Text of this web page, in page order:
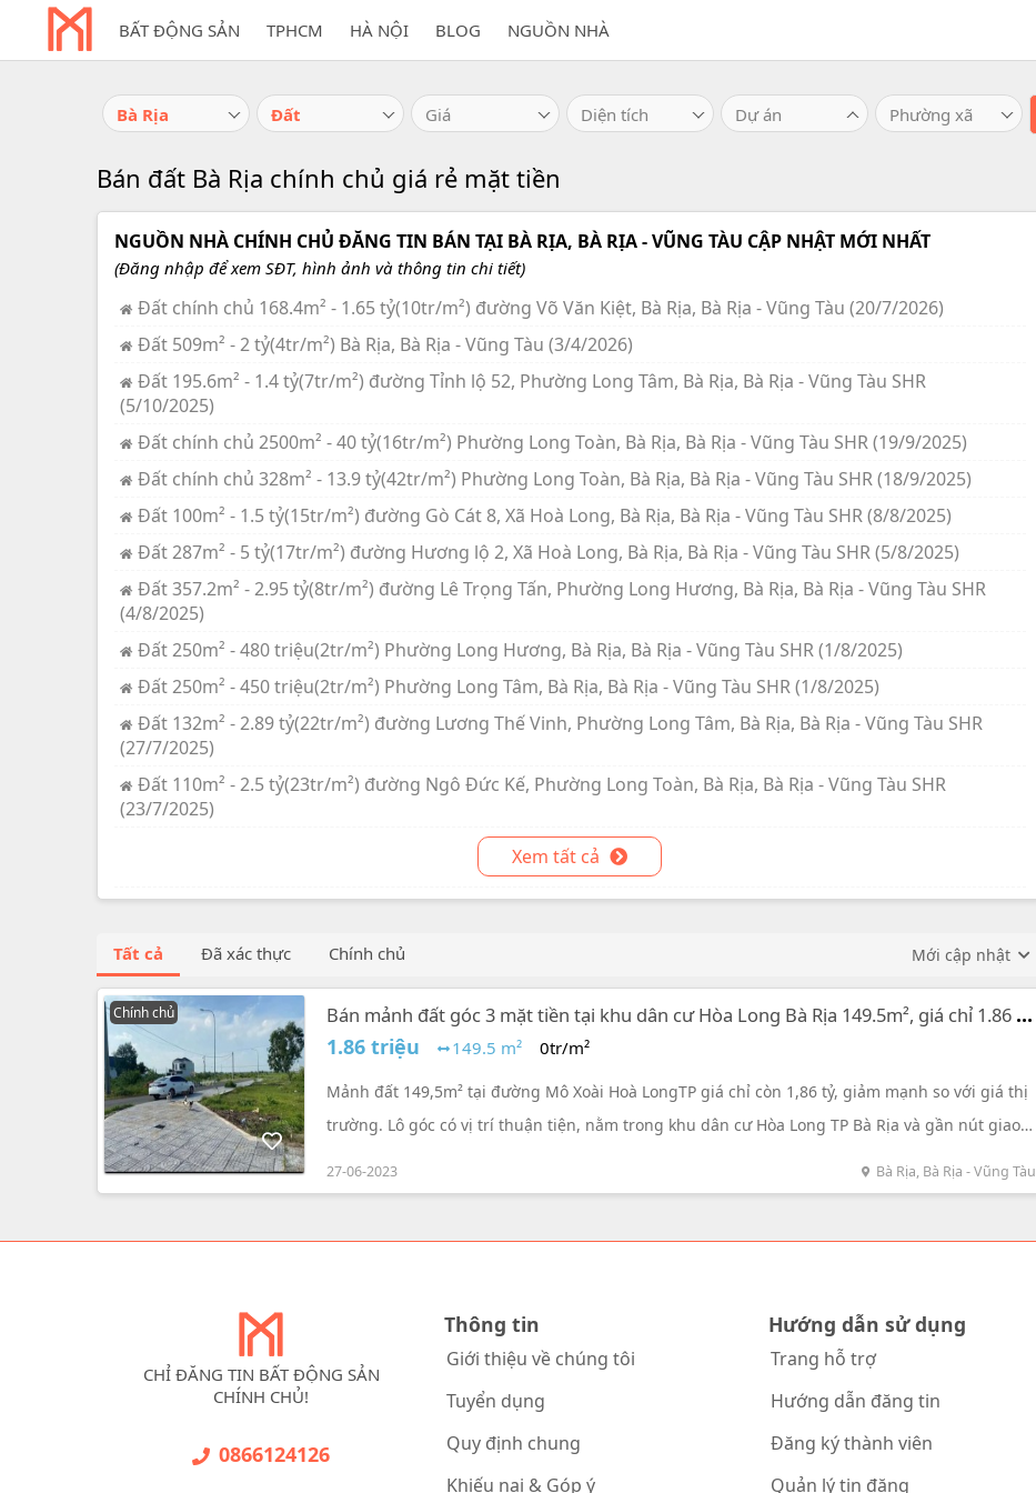
BẤT ĐỘNG SẢN TPHCM HÀ NỘI BLOG NGUỒN NHÀ
Bà Rịa Đất Giá Diện tích Dự án Phường xã
Bán đất Bà Rịa chính chủ giá rẻ mặt tiền
NGUỒN NHÀ CHÍNH CHỦ ĐĂNG TIN BÁN TẠI BÀ RỊA, BÀ RỊA - VŨNG TÀU CẬP NHẬT MỚI NHẤT
(Đăng nhập để xem SĐT, hình ảnh và thông tin chi tiết)
Đất chính chủ 168.4m² - 1.65 tỷ(10tr/m²) đường Võ Văn Kiệt, Bà Rịa, Bà Rịa - Vũng Tàu (20/7/2026)
Đất 509m² - 2 tỷ(4tr/m²) Bà Rịa, Bà Rịa - Vũng Tàu (3/4/2026)
Đất 195.6m² - 1.4 tỷ(7tr/m²) đường Tỉnh lộ 52, Phường Long Tâm, Bà Rịa, Bà Rịa - Vũng Tàu SHR
(5/10/2025)
Đất chính chủ 2500m² - 40 tỷ(16tr/m²) Phường Long Toàn, Bà Rịa, Bà Rịa - Vũng Tàu SHR (19/9/2025)
Đất chính chủ 328m² - 13.9 tỷ(42tr/m²) Phường Long Toàn, Bà Rịa, Bà Rịa - Vũng Tàu SHR (18/9/2025)
Đất 100m² - 1.5 tỷ(15tr/m²) đường Gò Cát 8, Xã Hoà Long, Bà Rịa, Bà Rịa - Vũng Tàu SHR (8/8/2025)
Đất 287m² - 5 tỷ(17tr/m²) đường Hương lộ 2, Xã Hoà Long, Bà Rịa, Bà Rịa - Vũng Tàu SHR (5/8/2025)
Đất 357.2m² - 2.95 tỷ(8tr/m²) đường Lê Trọng Tấn, Phường Long Hương, Bà Rịa, Bà Rịa - Vũng Tàu SHR
(4/8/2025)
Đất 250m² - 480 triệu(2tr/m²) Phường Long Hương, Bà Rịa, Bà Rịa - Vũng Tàu SHR (1/8/2025)
Đất 250m² - 450 triệu(2tr/m²) Phường Long Tâm, Bà Rịa, Bà Rịa - Vũng Tàu SHR (1/8/2025)
Đất 132m² - 2.89 tỷ(22tr/m²) đường Lương Thế Vinh, Phường Long Tâm, Bà Rịa, Bà Rịa - Vũng Tàu SHR
(27/7/2025)
Đất 110m² - 2.5 tỷ(23tr/m²) đường Ngô Đức Kế, Phường Long Toàn, Bà Rịa, Bà Rịa - Vũng Tàu SHR
(23/7/2025)
Xem tất cả
Tất cả Đã xác thực Chính chủ Mới cập nhật
Chính chủ
Bán mảnh đất góc 3 mặt tiền tại khu dân cư Hòa Long Bà Rịa 149.5m², giá chỉ 1.86 tỷ
hướng Tây Nam SHR
1.86 triệu 149.5 m² 0tr/m²
Mảnh đất 149,5m² tại đường Mô Xoài Hoà LongTP giá chỉ còn 1,86 tỷ, giảm mạnh so với giá thị
trường. Lô góc có vị trí thuận tiện, nằm trong khu dân cư Hòa Long TP Bà Rịa và gần nút giao
và sang trọng. Sổ hồng riêng đã được công chứng, giá bán là 12,441/m² - cơ hội tuyệt vời để
27-06-2023 Bà Rịa, Bà Rịa - Vũng Tàu
CHỈ ĐĂNG TIN BẤT ĐỘNG SẢN
CHÍNH CHỦ!
0866124126
Thông tin
Giới thiệu về chúng tôi
Tuyển dụng
Quy định chung
Khiếu nại & Góp ý
Hướng dẫn sử dụng
Trang hỗ trợ
Hướng dẫn đăng tin
Đăng ký thành viên
Quản lý tin đăng